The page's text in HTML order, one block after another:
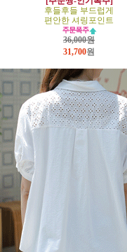
후들후들 부드럽게
편안한 셔링포인트
36,000원
31,700원